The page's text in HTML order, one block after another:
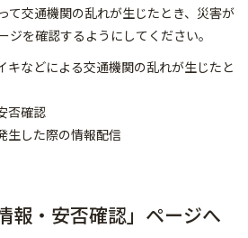
て交通機関の乱れが生じたとき、災害が
ジを確認するようにしてください。
キなどによる交通機関の乱れが生じたと
否確認
生した際の情報配信
報・安否確認」ページへ